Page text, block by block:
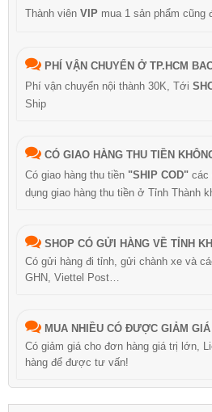
Thành viên VIP mua 1 sản phẩm cũng
PHÍ VẬN CHUYỂN Ở TP.HCM
Phí vận chuyển nội thành 30K, Tới
Ship
CÓ GIAO HÀNG THU TIỀN
Có giao hàng thu tiền "SHIP COD" các
dụng giao hàng thu tiền ở Tỉnh Thành
SHOP CÓ GỬI HÀNG VỀ TỈNH
Có gửi hàng đi tỉnh, gửi chành xe và
GHN, Viettel Post…
MUA NHIỀU CÓ ĐƯỢC GIẢM GIÁ
Có giảm giá cho đơn hàng giá trị lớn,
hàng để được tư vấn!